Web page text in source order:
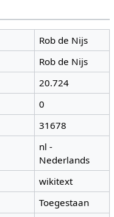
Rob de Nijs
Rob de Nijs
20.724
0
31678
nl -
Nederlands
wikitext
Toegestaan